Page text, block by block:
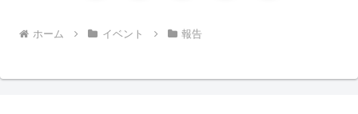
ホーム イベント 報告